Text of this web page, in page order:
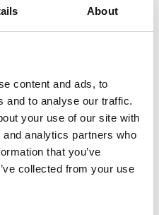
About
content and ads, to
and to analyse our traffic.
your use of our site with
analytics partners who
that you’ve
collected from your use
i par.